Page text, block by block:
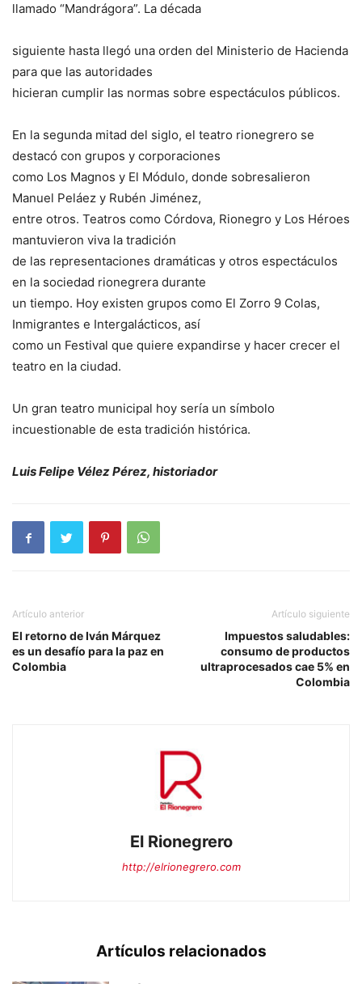
llamado “Mandrágora”. La década
siguiente hasta llegó una orden del Ministerio de Hacienda
para que las autoridades
hicieran cumplir las normas sobre espectáculos públicos.
En la segunda mitad del siglo, el teatro rionegrero se
destacó con grupos y corporaciones
como Los Magnos y El Módulo, donde sobresalieron
Manuel Peláez y Rubén Jiménez,
entre otros. Teatros como Córdova, Rionegro y Los Héroes
mantuvieron viva la tradición
de las representaciones dramáticas y otros espectáculos
en la sociedad rionegrera durante
un tiempo. Hoy existen grupos como El Zorro 9 Colas,
Inmigrantes e Intergalácticos, así
como un Festival que quiere expandirse y hacer crecer el
teatro en la ciudad.
Un gran teatro municipal hoy sería un símbolo
incuestionable de esta tradición histórica.
Luis Felipe Vélez Pérez, historiador
Artículo anterior
El retorno de Iván Márquez
es un desafío para la paz en
Colombia
Artículo siguiente
Impuestos saludables:
consumo de productos
ultraprocesados cae 5% en
Colombia
El Rionegrero
http://elrionegrero.com
Artículos relacionados